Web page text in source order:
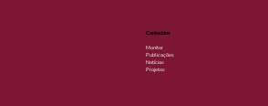
Conteúdos
Monitor
Publicações
Notícias
Projetos